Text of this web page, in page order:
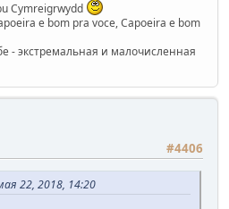
Cymreigrwydd
e bom pra voce, Capoeira e bom
- экстремальная и малочисленная
#4406
22, 2018, 14:20